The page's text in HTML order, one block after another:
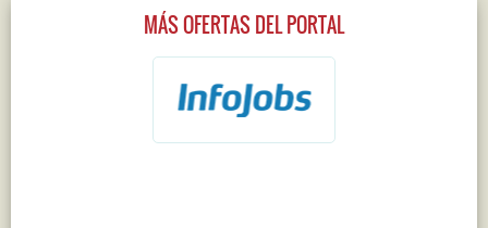
MÁS OFERTAS DEL PORTAL